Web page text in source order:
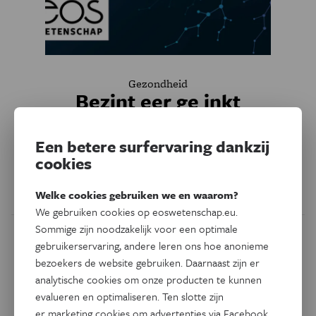
Gezondheid
Bezint eer ge inkt
infectie of allergische reactie krijgen en de inkt kan
kankerverwekkende stoffen bevatten.
DoorEls Verweire
Een betere surfervaring dankzij
cookies
Welke cookies gebruiken we en waarom?
We gebruiken cookies op eoswetenschap.eu.
Sommige zijn noodzakelijk voor een optimale
gebruikerservaring, andere leren ons hoe anonieme
bezoekers de website gebruiken. Daarnaast zijn er
analytische cookies om onze producten te kunnen
evalueren en optimaliseren. Ten slotte zijn